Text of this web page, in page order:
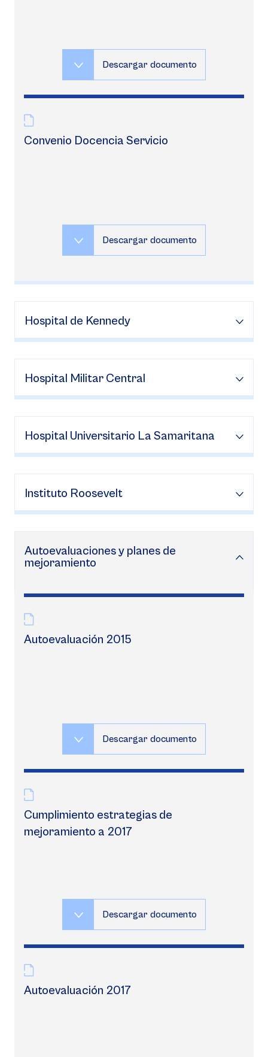
Descargar documento
Convenio Docencia Servicio
Descargar documento
Hospital de Kennedy
Hospital Militar Central
Hospital Universitario La Samaritana
Instituto Roosevelt
Autoevaluaciones y planes de
mejoramiento
Autoevaluación 2015
Descargar documento
Cumplimiento estrategias de
mejoramiento a 2017
Descargar documento
Autoevaluación 2017